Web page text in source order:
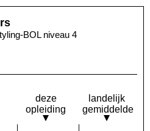
BOL niveau 4
deze
opleiding
landelijk
gemiddelde